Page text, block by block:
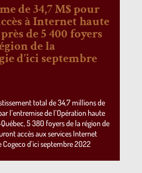
de 34,7 M$ pour
à Internet haute
de 5 400 foyers
de la
d’ici septembre
total de 34,7 millions de
l’entremise de l’Opération haute
5 380 foyers de la région de
accès aux services Internet
Cogeco d’ici septembre 2022